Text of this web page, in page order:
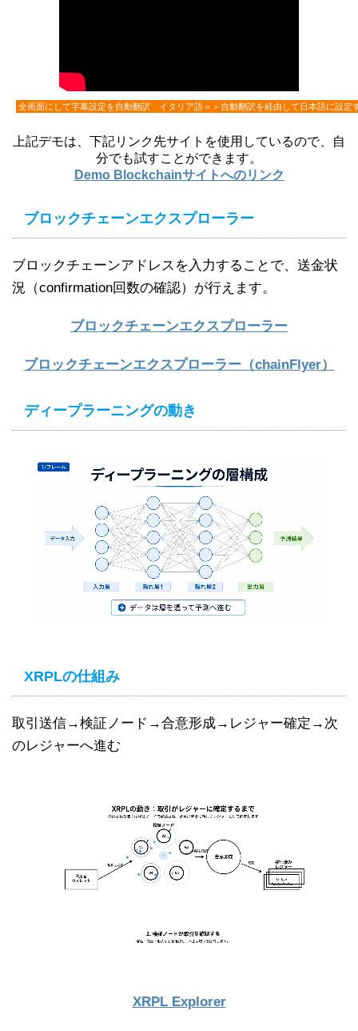
全画面にして字幕設定を自動翻訳 イタリア語＝＞自動翻訳を経由して日本語に設定
上記デモは、下記リンク先サイトを使用しているので、自
分でも試すことができます。
Demo Blockchainサイトへのリンク
ブロックチェーンエクスプローラー
ブロックチェーンアドレスを入力することで、送金状
況（confirmation回数の確認）が行えます。
ブロックチェーンエクスプローラー
ブロックチェーンエクスプローラー（chainFlyer）
ディープラーニングの動き
XRPLの仕組み
取引送信→検証ノード→合意形成→レジャー確定→次
のレジャーへ進む
XRPL Explorer